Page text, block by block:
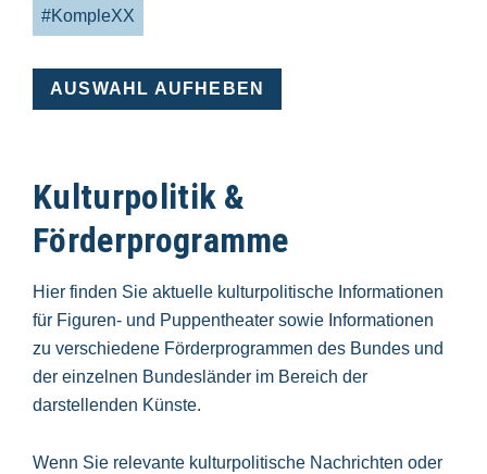
Kulturpolitik &
Förderprogramme
Hier finden Sie aktuelle kulturpolitische Informationen
für Figuren- und Puppentheater sowie Informationen
zu verschiedene Förderprogrammen des Bundes und
der einzelnen Bundesländer im Bereich der
darstellenden Künste.
Wenn Sie relevante kulturpolitische Nachrichten oder
#KompleXX
AUSWAHL AUFHEBEN